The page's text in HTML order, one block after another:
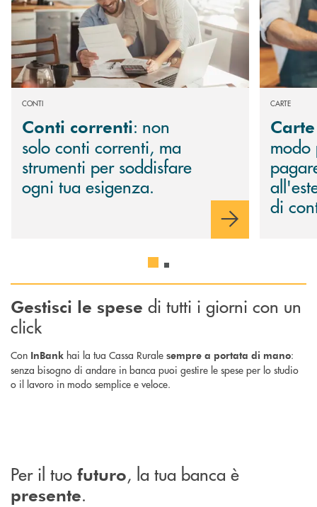
CONTI
Conti correnti: non
solo conti correnti, ma
strumenti per soddisfare
ogni tua esigenza.
CARTE
modo
di
Gestisci le spese di tutti i giorni con un
click
Con InBank hai la tua Cassa Rurale sempre a portata di mano:
senza bisogno di andare in banca puoi gestire le spese per lo studio
o il lavoro in modo semplice e veloce.
Per il tuo futuro, la tua banca è
presente.